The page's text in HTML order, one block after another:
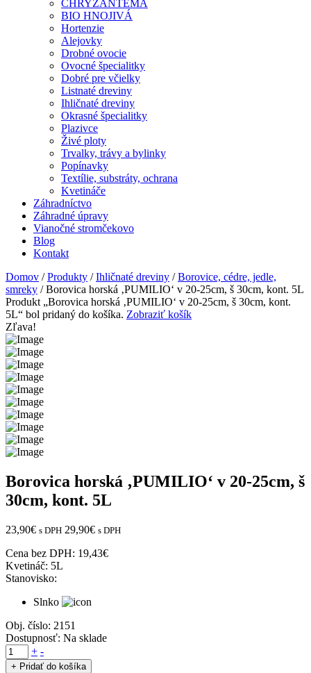
CHRYZANTÉMA
BIO HNOJIVÁ
Hortenzie
Alejovky
Drobné ovocie
Ovocné špecialitky
Dobré pre včielky
Listnaté dreviny
Ihličnaté dreviny
Okrasné špecialitky
Plazivce
Živé ploty
Trvalky, trávy a bylinky
Popínavky
Textílie, substráty, ochrana
Kvetináče
Záhradníctvo
Záhradné úpravy
Vianočné stromčekovo
Blog
Kontakt
Domov /Produkty /Ihličnaté dreviny /Borovice, cédre, jedle,
smreky / Borovica horská ‚PUMILIO‘ v 20-25cm, š 30cm, kont. 5L
Produkt „Borovica horská ‚PUMILIO‘ v 20-25cm, š 30cm, kont.
5L“ bol pridaný do košíka. Zobraziť košík
Zľava!
Borovica horská ‚PUMILIO‘ v 20-25cm, š
30cm, kont. 5L
23,90€ s DPH 29,90€ s DPH
Cena bez DPH: 19,43€
Kvetináč: 5L
Stanovisko:
Slnko
Obj. číslo: 2151
Dostupnosť: Na sklade
množstvo
Borovica
+ -
+ Pridať do košíka